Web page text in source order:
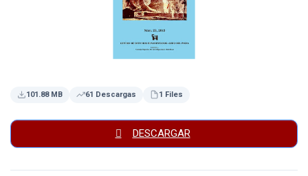
101.88 MB 61 Descargas 1 Files
DESCARGAR